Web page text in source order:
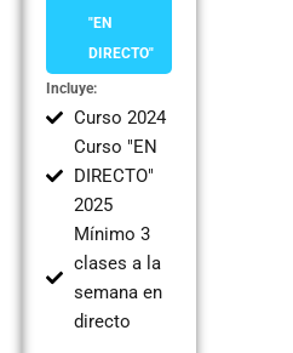
"EN
DIRECTO"
Incluye:
Curso 2024
Curso "EN
DIRECTO"
2025
Mínimo 3
clases a la
semana en
directo